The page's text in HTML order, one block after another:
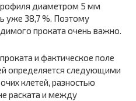
диаметром 5 мм
уже 38,7 %. Поэтому
проката очень важно.
и фактическое поле
определяется следующими
клетей, разностью
раската и между